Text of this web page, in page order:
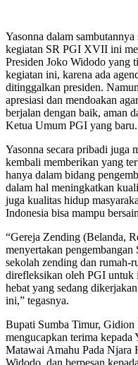
Yasonna dalam
kegiatan SR PGI XVII ini
Presiden Joko Widodo yang
kegiatan ini, karena ada
ditinggalkan presiden.
apresiasi dan mendoakan
berjalan dengan baik, aman
Ketua Umum PGI yang baru.
Yasonna secara pribadi juga
kembali memberikan yang
hanya dalam bidang
dalam hal meningkatkan
juga kualitas hidup
Indonesia bisa mampu
“Gereja Zending (Belanda,
menyertakan
sekolah zending dan rumah-
direfleksikan oleh PGI untuk
hebat yang sedang
ini,” tegasnya.
Bupati Sumba Timur,
mengucapkan terima
Matawai Amahu Pada Njara
Widodo, dan berpesan